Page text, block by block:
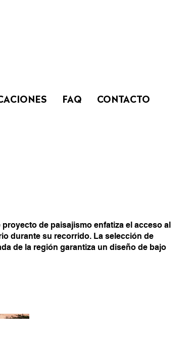
FAQ CONTACTO
de paisajismo enfatiza el acceso al
durante su recorrido. La selección de
de la región garantiza un diseño de bajo